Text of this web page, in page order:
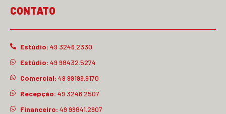
CONTATO
Estúdio: 49 3246.2330
Estúdio: 49 98432.5274
Comercial: 49 99199.9170
Recepção: 49 3246.2507
Financeiro: 49 99841.2907